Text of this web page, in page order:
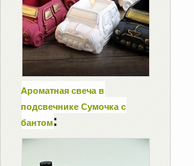
Ароматная свеча в
подсвечнике Сумочка с
бантом: